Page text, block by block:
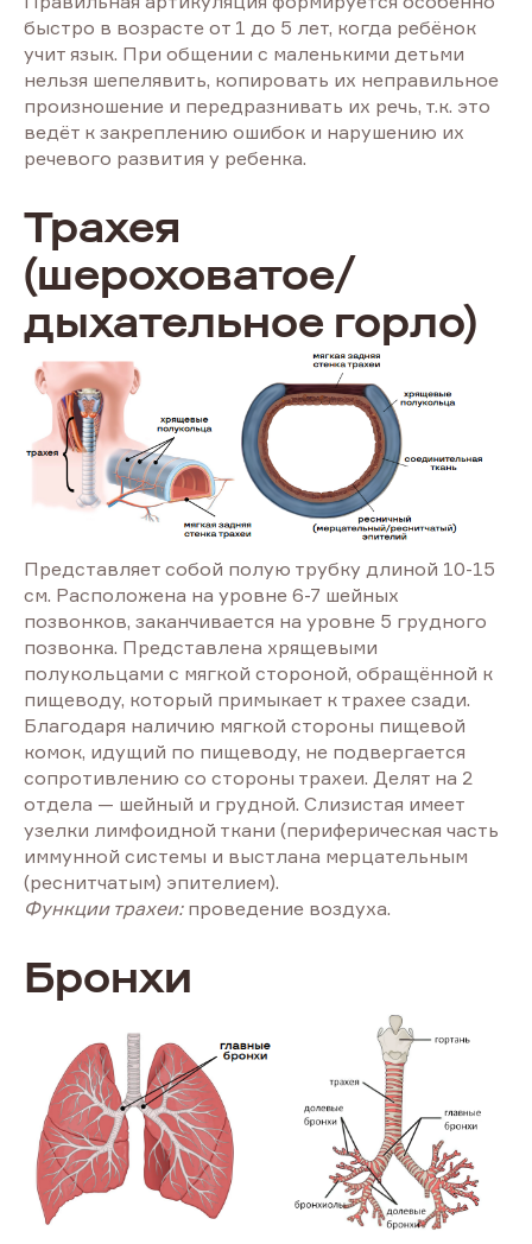
быстро в возрасте от 1 до 5 лет, когда ребёнок
учит язык. При общении с маленькими детьми
нельзя шепелявить, копировать их неправильное
произношение и передразнивать их речь, т.к. это
ведёт к закреплению ошибок и нарушению их
речевого развития у ребенка.
Трахея
(шероховатое/
дыхательное горло)
Представляет собой полую трубку длиной 10-15
см. Расположена на уровне 6-7 шейных
позвонков, заканчивается на уровне 5 грудного
позвонка. Представлена хрящевыми
полукольцами с мягкой стороной, обращённой к
пищеводу, который примыкает к трахее сзади.
Благодаря наличию мягкой стороны пищевой
комок, идущий по пищеводу, не подвергается
сопротивлению со стороны трахеи. Делят на 2
отдела — шейный и грудной. Слизистая имеет
узелки лимфоидной ткани (периферическая часть
иммунной системы и выстлана мерцательным
(реснитчатым) эпителием).
Функции трахеи: проведение воздуха.
Бронхи